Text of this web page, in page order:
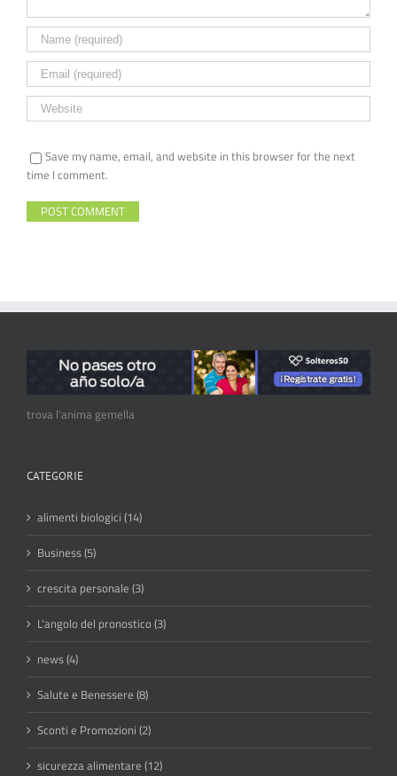
Save my name, email, and website in this browser for the next
time I comment.
trova l'anima gemella
CATEGORIE
alimenti biologici (14)
Business (5)
crescita personale (3)
L'angolo del pronostico (3)
news (4)
Salute e Benessere (8)
Sconti e Promozioni (2)
sicurezza alimentare (12)